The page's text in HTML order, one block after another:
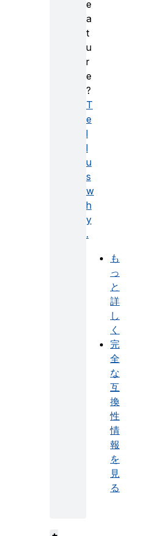
e
a
t
u
r
e
?
T
e
l
l
u
s
w
h
y
.
も
っ
と
詳
し
く
完
全
な
互
換
性
情
報
を
見
る